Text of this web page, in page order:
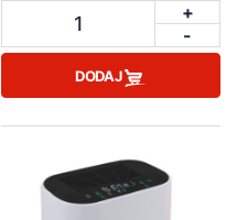
1
+
-
DODAJ